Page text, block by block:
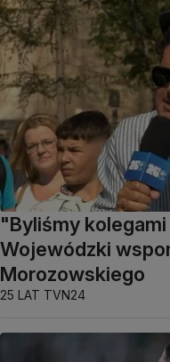
"Byliśmy
Wojewódzki
Morozowskiego
25 LAT TVN24